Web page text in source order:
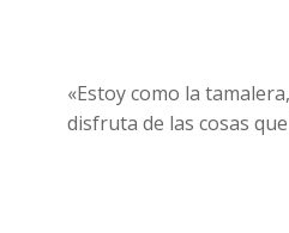
«Estoy como la
disfruta de las cosas